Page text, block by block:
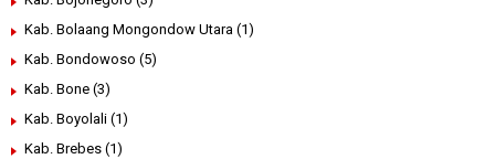
Kab. Bolaang Mongondow Utara (1)
Kab. Bondowoso (5)
Kab. Bone (3)
Kab. Boyolali (1)
Kab. Brebes (1)